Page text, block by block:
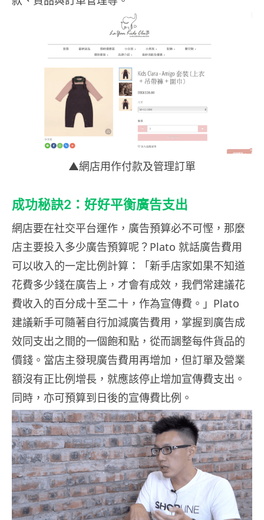
▲網店用作付款及管理訂單
成功秘訣2：好好平衡廣告支出
網店要在社交平台運作，廣告預算必不可慳，那麼
店主要投入多少廣告預算呢？Plato 就話廣告費用
可以收入的一定比例計算：「新手店家如果不知道
花費多少錢在廣告上，才會有成效，我們常建議花
費收入的百分成十至二十，作為宣傳費。」Plato
建議新手可隨著自行加減廣告費用，掌握到廣告成
效同支出之間的一個飽和點，從而調整每件貨品的
價錢。當店主發現廣告費用再增加，但訂單及營業
額沒有正比例增長，就應該停止增加宣傳費支出。
同時，亦可預算到日後的宣傳費比例。